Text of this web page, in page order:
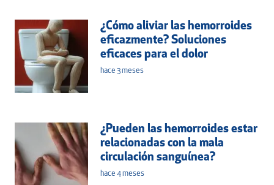
¿Cómo aliviar las hemorroides
eficazmente? Soluciones
eficaces para el dolor
hace 3 meses
¿Pueden las hemorroides estar
relacionadas con la mala
circulación sanguínea?
hace 4 meses